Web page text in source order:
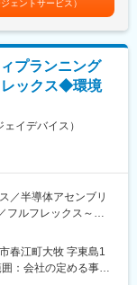
年平均60製品の新
企業のトップ100に
課長の順番
標達成しています。
、過去実績に基づ
高年収を稼ぐことが
あくまでも目安の金
ります。月給(月額)は
ジェントサービス）
プランニング
ックス◆環境
イデバイス）
／半導体アセンブリ
フルフレックス～
アルエンジニアリン
産能力管理・工程改
春江町大牧 字東島1
：会社の定める事業